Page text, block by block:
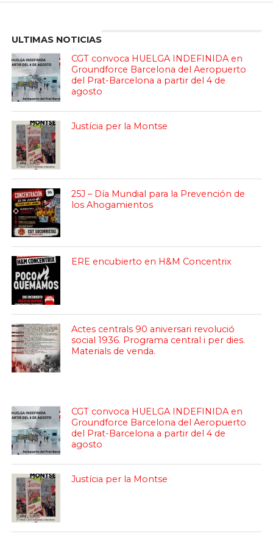
ULTIMAS NOTICIAS
CGT convoca HUELGA INDEFINIDA en
Groundforce Barcelona del Aeropuerto
del Prat-Barcelona a partir del 4 de
agosto
Justícia per la Montse
25J – Día Mundial para la Prevención de
los Ahogamientos
ERE encubierto en H&M Concentrix
Actes centrals 90 aniversari revolució
social 1936. Programa central i per dies.
Materials de venda.
CGT convoca HUELGA INDEFINIDA en
Groundforce Barcelona del Aeropuerto
del Prat-Barcelona a partir del 4 de
agosto
Justícia per la Montse